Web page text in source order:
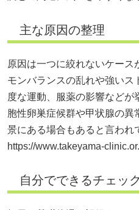
主な原因の整理
原因は一つに絞れないケー
モンバランスの乱れや強いス
度な運動、服薬の影響など
胞性卵巣症候群や甲状腺の
景にある場合もあると言われ
https://www.takeyama-
自分でできるチェッ